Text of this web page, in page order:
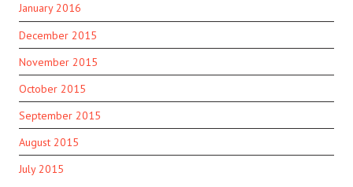
January 2016
December 2015
November 2015
October 2015
September 2015
August 2015
July 2015